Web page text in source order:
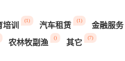
训
(1)
汽车租赁
(1)
金融服务
农林牧副渔
()
其它
(7)